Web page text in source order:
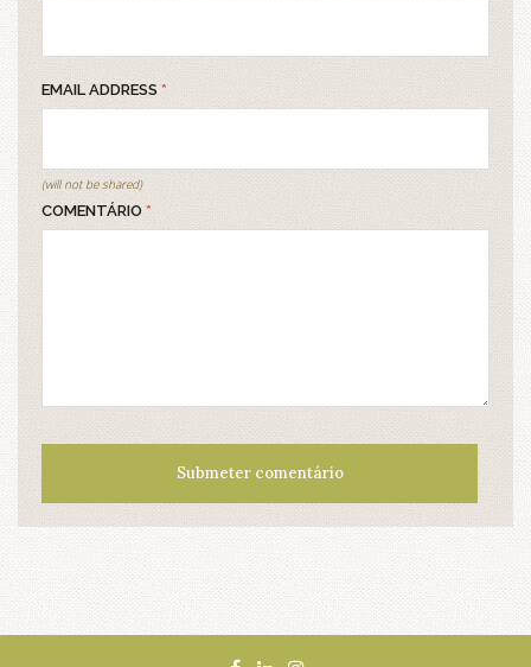
EMAIL ADDRESS *
(will not be shared)
COMENTÁRIO *